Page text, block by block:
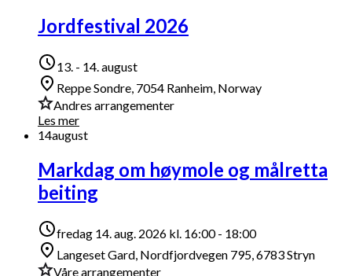
Jordfestival 2026
13. - 14. august
Reppe Sondre, 7054 Ranheim, Norway
Andres arrangementer
Les mer
14august
Markdag om høymole og målretta
beiting
fredag 14. aug. 2026 kl. 16:00 - 18:00
Langeset Gard, Nordfjordvegen 795, 6783 Stryn
Våre arrangementer